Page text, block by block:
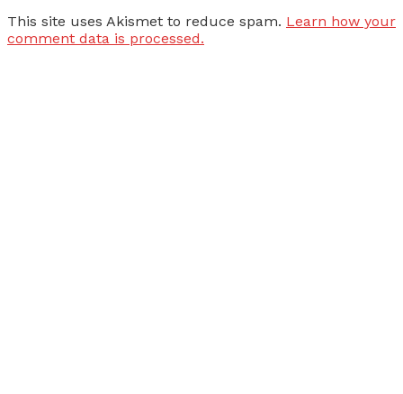
This site uses Akismet to reduce spam. Learn how your
comment data is processed.